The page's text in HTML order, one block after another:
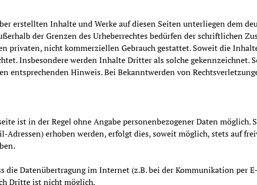
erstellten Inhalte und Werke auf diesen Seiten unterliegen dem
der Grenzen des Urheberrechtes bedürfen der schriftlichen
privaten, nicht kommerziellen Gebrauch gestattet. Soweit die
Insbesondere werden Inhalte Dritter als solche
entsprechenden Hinweis. Bei Bekanntwerden von
ist in der Regel ohne Angabe personenbezogener Daten
Adressen) erhoben werden, erfolgt dies, soweit möglich, stets auf
die Datenübertragung im Internet (z.B. bei der Kommunikation per
Dritte ist nicht möglich.